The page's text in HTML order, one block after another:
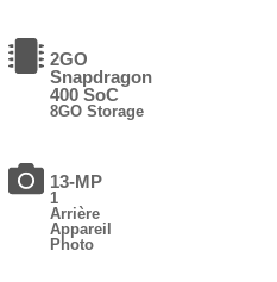
2GO
Snapdragon
400 SoC
8GO Storage
13-MP
1
Arrière
Appareil
Photo